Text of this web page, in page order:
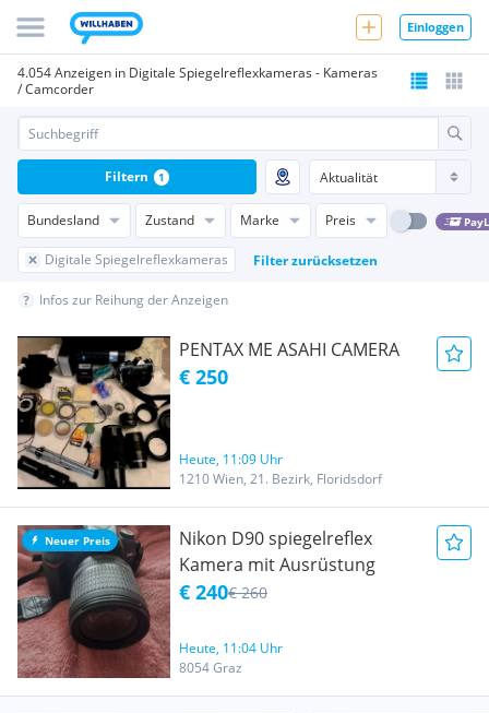
Einloggen
4.054 Anzeigen in Digitale Spiegelreflexkameras - Kameras
/ Camcorder
Bundesland Zustand Marke Preis
Digitale Spiegelreflexkameras Filter zurücksetzen
Filtern 1
Infos zur Reihung der Anzeigen
PENTAX ME ASAHI CAMERA
€ 250
Heute, 11:09 Uhr
1210 Wien, 21. Bezirk, Floridsdorf
Neuer Preis
Nikon D90 spiegelreflex
Kamera mit Ausrüstung
€ 240€ 260
Heute, 11:04 Uhr
8054 Graz